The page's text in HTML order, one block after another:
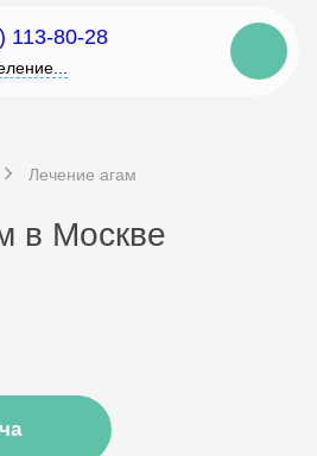
113-80-28
Лечение агам
в Москве